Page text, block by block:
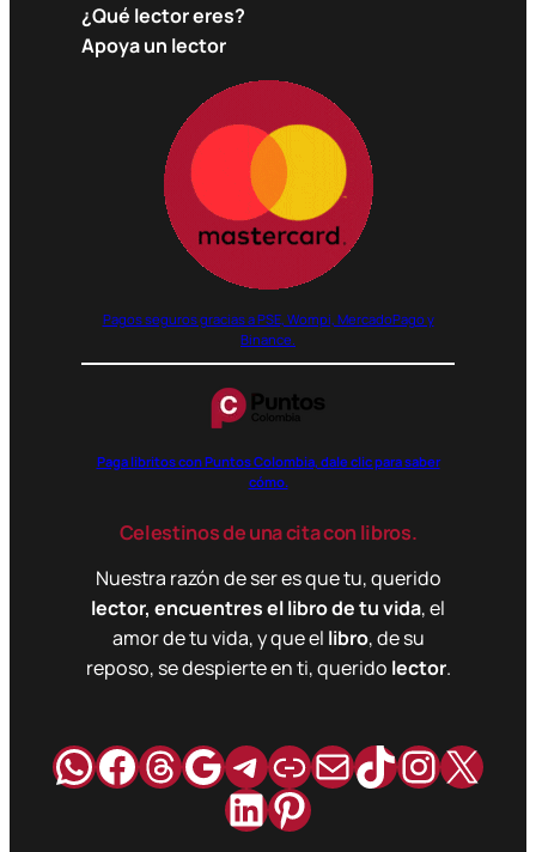
¿Qué lector eres?
Apoya un lector
Pagos seguros gracias a PSE, Wompi, MercadoPago y
Binance.
Paga libritos con Puntos Colombia, dale clic para saber
cómo.
Celestinos de una cita con libros.
Nuestra razón de ser es que tu, querido
lector, encuentres el libro de tu vida, el
amor de tu vida, y que el libro, de su
reposo, se despierte en ti, querido lector.
WhatsApp
Facebook
Hilos
Google
Telegram
Enlace
Correo
TikTok
X
LinkedIn
Pinterest